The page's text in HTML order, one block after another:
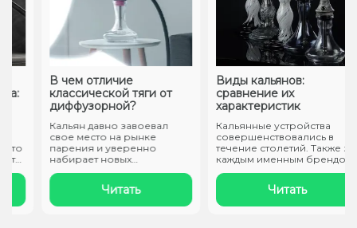
В чем отличие
классической тяги от
диффузорной?
Кальян давно завоевал
свое место на рынке
парения и уверенно
набирает новых
трудн..
Читать
Виды кальянов:
сравнение их
характеристик
Кальянные устройства
совершенствовались в
течение столетий. Также за
каждым именным брендом
Читать